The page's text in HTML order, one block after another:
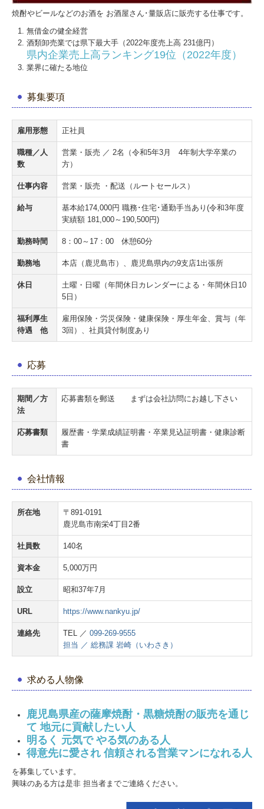
お問合わせ
個人情報保護方針
”第4回 錦江湾Shochuナイトクルーズ”
焼酎やビールなどのお酒を お酒屋さん･量販店に販売する仕事です。
無借金の健全経営
酒類卸売業では県下最大手（2022年度売上高 231億円）
県内企業売上高ランキング19位（2022年度）
業界に確たる地位
募集要項
雇用形態 正社員
職種／人
数
営業・販売 ／ 2名（令和5年3月 4年制大学卒業の
方）
仕事内容 営業・販売 ・配送（ルートセールス）
給与
基本給174,000円 職務･住宅･通勤手当あり(令和3年度
実績額 181,000～190,500円)
勤務時間 8：00～17：00 休憩60分
勤務地 本店（鹿児島市）、鹿児島県内の9支店1出張所
休日
土曜・日曜（年間休日カレンダーによる・年間休日10
5日）
福利厚生
待遇 他
雇用保険・労災保険・健康保険・厚生年金、賞与（年
3回）、社員貸付制度あり
応募
期間／方
法
応募書類を郵送 まずは会社訪問にお越し下さい
応募書類
履歴書・学業成績証明書・卒業見込証明書・健康診断
書
会社情報
所在地
〒891-0191
鹿児島市南栄4丁目2番
社員数 140名
資本金 5,000万円
設立 昭和37年7月
URL https://www.nankyu.jp/
連絡先 TEL ／ 099-269-9555
担当 ／ 総務課 岩崎（いわさき）
求める人物像
鹿児島県産の薩摩焼酎・黒糖焼酎の販売を通じ
て 地元に貢献したい人
明るく 元気で やる気のある人
得意先に愛され 信頼される営業マンになれる人
を募集しています。
興味のある方は是非 担当者までご連絡ください。